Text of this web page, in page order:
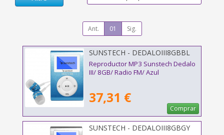
Ant. 01 Sig.
SUNSTECH - DEDALOIII8GBBL
Reproductor MP3 Sunstech Dedalo
III/ 8GB/ Radio FM/ Azul
37,31 €
Comprar
SUNSTECH - DEDALOIII8GBGY